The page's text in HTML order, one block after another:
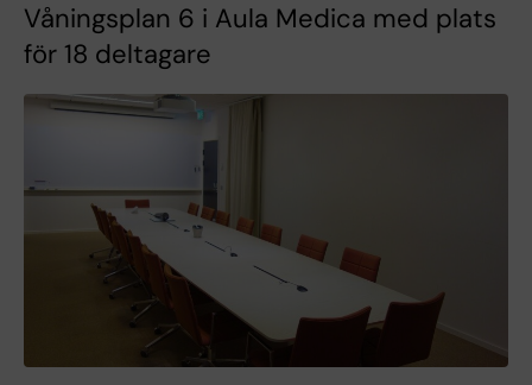
Våningsplan 6 i Aula Medica med plats
för 18 deltagare